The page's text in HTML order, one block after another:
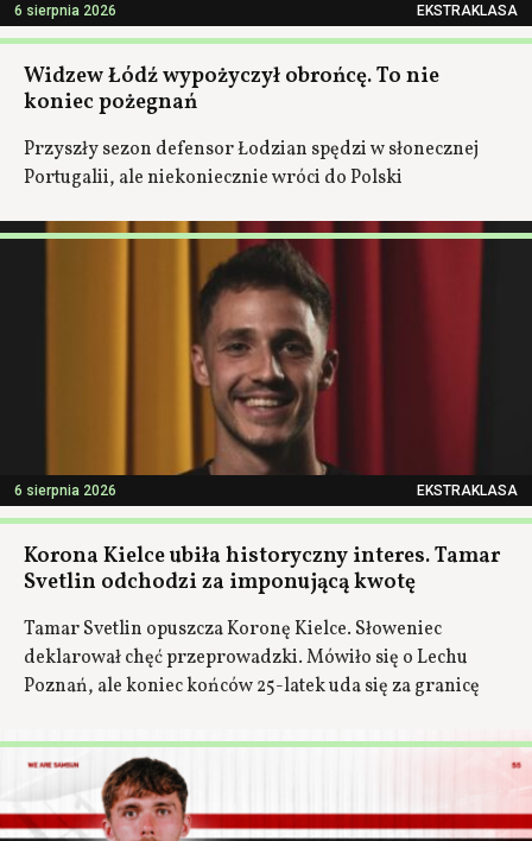
6 sierpnia 2026 EKSTRAKLASA
Widzew Łódź wypożyczył obrońcę. To nie
koniec pożegnań
Przyszły sezon defensor Łodzian spędzi w słonecznej
Portugalii, ale niekoniecznie wróci do Polski
6 sierpnia 2026 EKSTRAKLASA
Korona Kielce ubiła historyczny interes. Tamar
Svetlin odchodzi za imponującą kwotę
Tamar Svetlin opuszcza Koronę Kielce. Słoweniec
deklarował chęć przeprowadzki. Mówiło się o Lechu
Poznań, ale koniec końców 25-latek uda się za granicę